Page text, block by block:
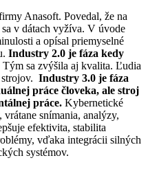
Anasoft. Povedal, že na
v dátach vyžíva. V úvode
a opísal priemyselné
Industry 2.0 je fáza kedy
Tým sa zvýšila aj kvalita. Ľudia
Industry 3.0 je fáza
práce človeka, ale stroj
práce. Kybernetické
snímania, analýzy,
efektivita, stabilita
vďaka integrácii silných
systémov.